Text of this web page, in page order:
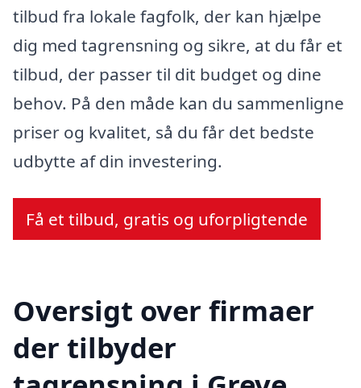
tilbud fra lokale fagfolk, der kan hjælpe
dig med tagrensning og sikre, at du får et
tilbud, der passer til dit budget og dine
behov. På den måde kan du sammenligne
priser og kvalitet, så du får det bedste
udbytte af din investering.
Få et tilbud, gratis og uforpligtende
Oversigt over firmaer
der tilbyder